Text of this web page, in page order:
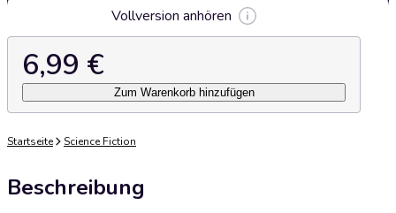
Vollversion anhören
6,99 €
Zum Warenkorb hinzufügen
Startseite Science Fiction
Beschreibung